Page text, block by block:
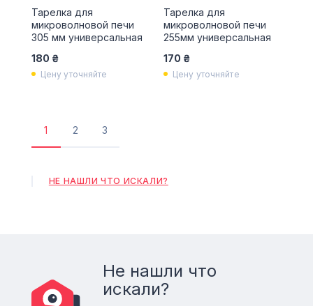
Тарелка для
микроволновой печи
305 мм универсальная
180 ₴
Цену уточняйте
Тарелка для
микроволновой печи
255мм универсальная
170 ₴
Цену уточняйте
Текущая
1
Страница
2
Страница
3
НЕ НАШЛИ ЧТО ИСКАЛИ?
Не нашли что
искали?